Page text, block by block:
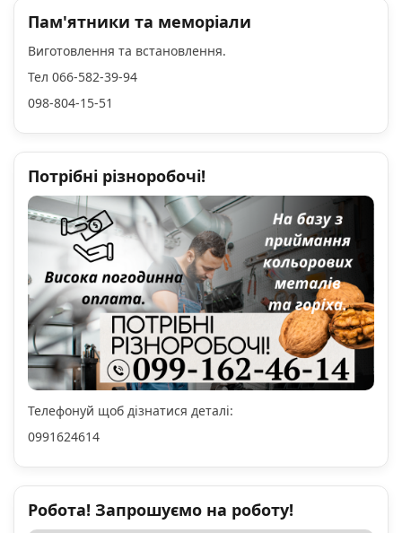
Пам'ятники та меморіали
Виготовлення та встановлення.
Тел 066-582-39-94
098-804-15-51
Потрібні різноробочі!
Телефонуй щоб дізнатися деталі:
0991624614
Робота! Запрошуємо на роботу!